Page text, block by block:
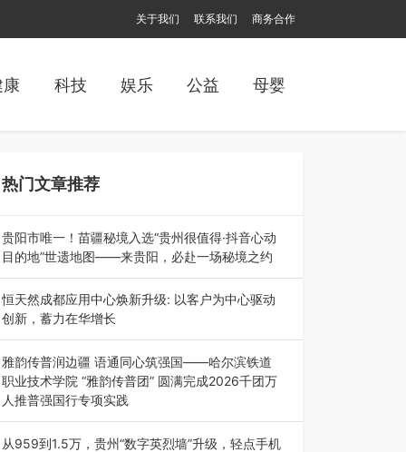
关于我们 联系我们 商务合作
科技 娱乐 公益 母婴
热门文章推荐
贵阳市唯一！苗疆秘境入选“贵州很值得·抖音心动
目的地”世遗地图——来贵阳，必赴一场秘境之约
2026年7月21日，2026年“贵州很值得”暨抖音“心
动目的地”（贵州站）主题…
恒天然成都应用中心焕新升级: 以客户为中心驱动
创新，蓄力在华增长
融合全球研发实力与本土洞察，深化客户共创，赋
能西南市场创新发展 （7月27日，成…
雅韵传普润边疆 语通同心筑强国——哈尔滨铁道
职业技术学院 “雅韵传普团” 圆满完成2026千团万
人推普强国行专项实践
为扎实推进2026“千团万人推普强国行”大学生暑
期社会实践，牢牢紧扣 “雅韵传普…
从959到1.5万，贵州“数字英烈墙”升级，轻点手机